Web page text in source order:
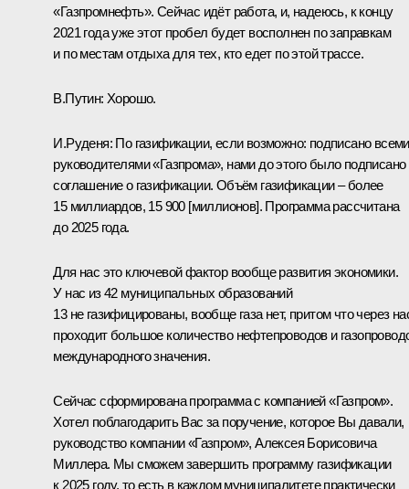
«Газпромнефть». Сейчас идёт работа, и, надеюсь, к концу
2021 года уже этот пробел будет восполнен по заправкам
и по местам отдыха для тех, кто едет по этой трассе.
В.Путин: Хорошо.
И.Руденя: По газификации, если возможно: подписано всеми
руководителями «Газпрома», нами до этого было подписано
соглашение о газификации. Объём газификации – более
15 миллиардов, 15 900 [миллионов]. Программа рассчитана
до 2025 года.
Для нас это ключевой фактор вообще развития экономики.
У нас из 42 муниципальных образований
13 не газифицированы, вообще газа нет, притом что через
проходит большое количество нефтепроводов и
международного значения.
Сейчас сформирована программа с компанией «Газпром».
Хотел поблагодарить Вас за поручение, которое Вы давали,
руководство компании «Газпром», Алексея Борисовича
Миллера. Мы сможем завершить программу газификации
к 2025 году, то есть в каждом муниципалитете практически